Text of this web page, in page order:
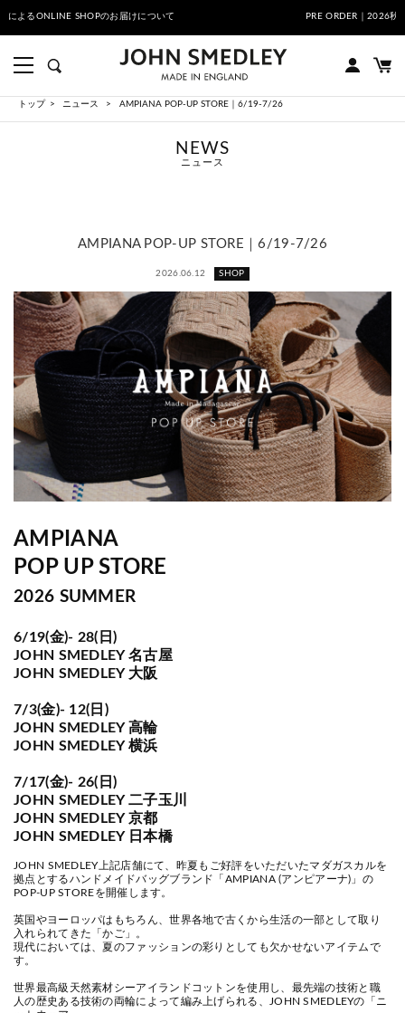
熊本地域地震の影響によるONLINE SHOPのお届けについて
トップ ニュース AMPIANA POP-UP STORE｜6/19-7/26
NEWS
ニュース
AMPIANA POP-UP STORE｜6/19-7/26
2026.06.12 SHOP
AMPIANA
POP UP STORE
2026 SUMMER
6/19(金)- 28(日)
JOHN SMEDLEY 名古屋
JOHN SMEDLEY 大阪
7/3(金)- 12(日)
JOHN SMEDLEY 高輪
JOHN SMEDLEY 横浜
7/17(金)- 26(日)
JOHN SMEDLEY 二子玉川
JOHN SMEDLEY 京都
JOHN SMEDLEY 日本橋
JOHN SMEDLEY上記店舗にて、昨夏もご好評をいただいたマダガスカルを
拠点とするハンドメイドバッグブランド「AMPIANA (アンピアーナ)」の
POP-UP STOREを開催します。
英国やヨーロッパはもちろん、世界各地で古くから生活の一部として取り
入れられてきた「かご」。
現代においては、夏のファッションの彩りとしても欠かせないアイテムで
す。
世界最高級天然素材シーアイランドコットンを使用し、最先端の技術と職
人の歴史ある技術の両輪によって編み上げられる、JOHN SMEDLEYの「ニ